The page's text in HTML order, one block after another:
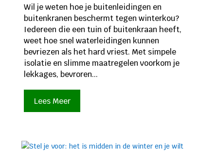
Wil je weten hoe je buitenleidingen en
buitenkranen beschermt tegen winterkou?
Iedereen die een tuin of buitenkraan heeft,
weet hoe snel waterleidingen kunnen
bevriezen als het hard vriest. Met simpele
isolatie en slimme maatregelen voorkom je
lekkages, bevroren...
Lees Meer